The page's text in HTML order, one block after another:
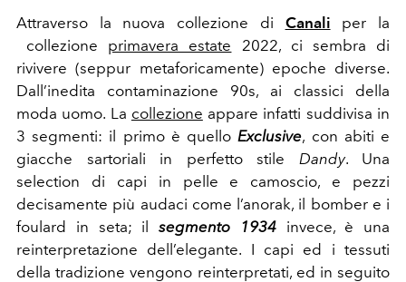
Attraverso la nuova collezione di Canali per la
collezione primavera estate 2022, ci sembra di
rivivere (seppur metaforicamente) epoche diverse.
Dall’inedita contaminazione 90s, ai classici della
moda uomo. La collezione appare infatti suddivisa in
3 segmenti: il primo è quelloExclusive, con abiti e
giacche sartoriali in perfetto stile Dandy. Una
selection di capi in pelle e camoscio, e pezzi
decisamente più audaci come l’anorak, il bomber e i
foulard in seta; il segmento 1934invece, è una
reinterpretazione dell’elegante. I capi ed i tessuti
della tradizione vengono reinterpretati, ed in seguito